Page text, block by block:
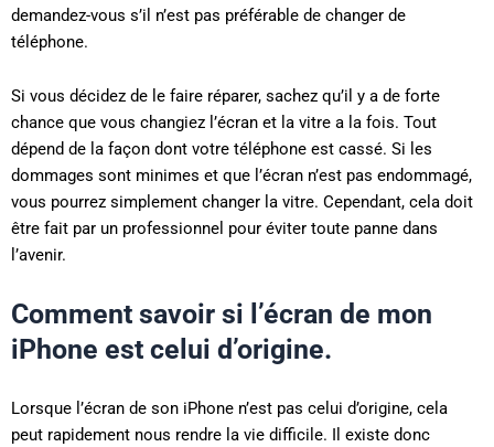
demandez-vous s’il n’est pas préférable de changer de
téléphone.
Si vous décidez de le faire réparer, sachez qu’il y a de forte
chance que vous changiez l’écran et la vitre a la fois. Tout
dépend de la façon dont votre téléphone est cassé. Si les
dommages sont minimes et que l’écran n’est pas endommagé,
vous pourrez simplement changer la vitre. Cependant, cela doit
être fait par un professionnel pour éviter toute panne dans
l’avenir.
Comment savoir si l’écran de mon
iPhone est celui d’origine.
Lorsque l’écran de son iPhone n’est pas celui d’origine, cela
peut rapidement nous rendre la vie difficile. Il existe donc